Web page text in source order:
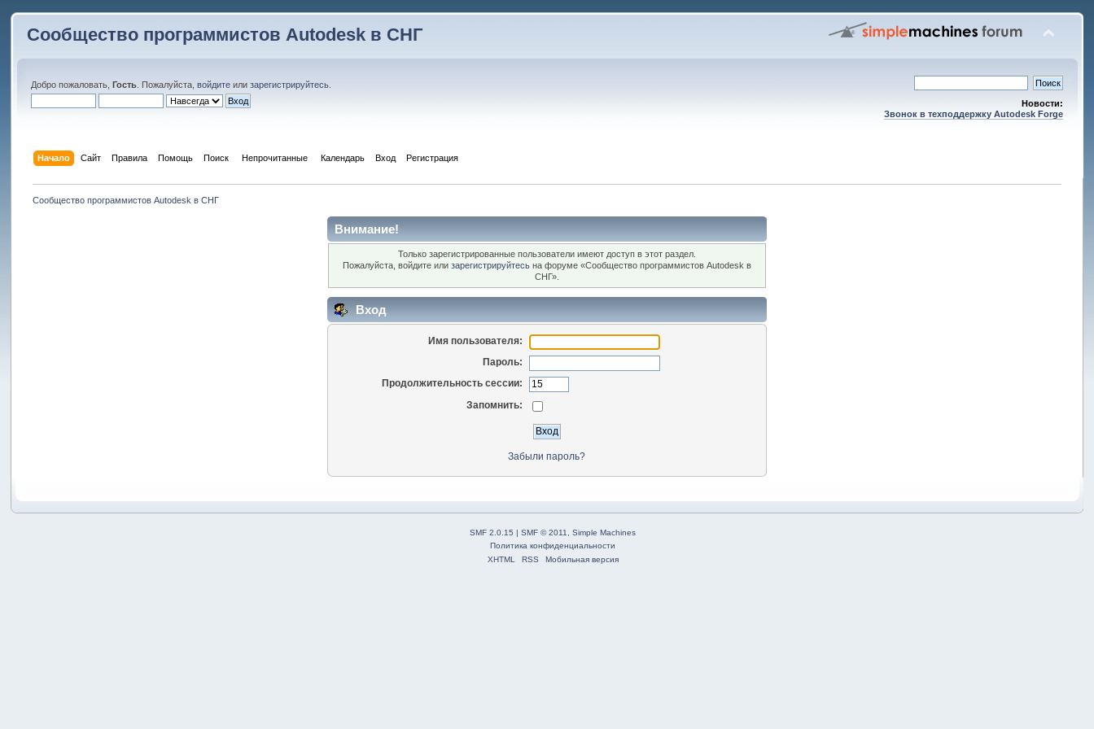
Сообщество программистов Autodesk в СНГ
Добро пожаловать,Гость . Пожалуйста,войдите илизарегистрируйтесь
Новости:
Звонок в техподдержку Autodesk Forge
Начало Сайт Правила Помощь Поиск Непрочитанные Календарь Вход Регистрация
Сообщество программистов Autodesk в СНГ
Внимание!
Только зарегистрированные пользователи имеют доступ в этот раздел.
Пожалуйста, войдите или зарегистрируйтесьна форуме «Сообщество программистов Autodesk в
СНГ».
Вход
Имя пользователя:
Пароль:
Продолжительность сессии:
Запомнить:
Забыли пароль?
SMF 2.0.15 |SMF © 2011 ,Simple Machines
Политика конфиденциальности
XHTML
RSS Мобильная версия